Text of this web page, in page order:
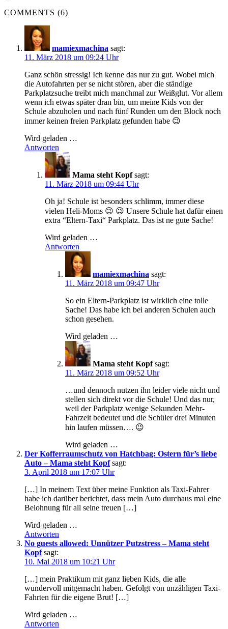
COMMENTS (6)
mamiexmachina sagt:
11. März 2018 um 09:24 Uhr
Ganz schön stressig! Ich kenne das nur zu gut. Wobei mich
die Autofahrten per se nicht stören, aber die ständige
Parkplatzsuche treibt mich manchmal zur Weißglut. Vor allem
wenn ich etwas später dran bin, um meine Kids von der
Schule abzuholen und nach fünf Runden um den Block noch
immer keinen freien Parkplatz gefunden habe 😉
Wird geladen …
Antworten
Mama steht Kopf sagt:
11. März 2018 um 09:44 Uhr
Oh ja! Schule ist besonders schlimm, immer diese
vielen Heli-Moms 😉 😉 Unsere Schule hat dafür einen
extra “Eltern-Taxi“ Parkplatz. Das ist ne gute Sache!
Wird geladen …
Antworten
mamiexmachina sagt:
11. März 2018 um 09:47 Uhr
So ein Eltern-Parkplatz ist wirklich eine tolle
Sache! Das habe ich bei anderen Schulen auch
schon gesehen.
Wird geladen …
Mama steht Kopf sagt:
11. März 2018 um 09:52 Uhr
…und dennoch nutzen ihn leider viele nicht und
stellen sich direkt vor die Schule! Und das nur,
weil der Parkplatz wenige Sekunden Mehr-
Fahrzeit bedeutet und die Schüler drei Minuten
hin laufen müssen…. 😉
Wird geladen …
Der Kofferraumschutz von Hatchbag: Ostern für’s liebe
Auto – Mama steht Kopf sagt:
3. April 2018 um 17:07 Uhr
[…] In meinem Text über meine Funktion als Taxi-Fahrer
habe ich darüber berichtet, dass mein Auto durchaus mal eine
Belohnung für all seine treuen […]
Wird geladen …
Antworten
No guests allowed: Unnützer Putzstress – Mama steht
Kopf sagt:
10. Mai 2018 um 10:21 Uhr
[…] mein Praktikum mit ganz lieben Kids, die alle
wundervoll mitgemacht haben. Gefolgt von unzähligen Taxi-
Fahrten für die eigene Brut! […]
Wird geladen …
Antworten